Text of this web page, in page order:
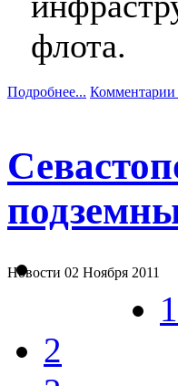
флота.
Подробнее... Комментарии
Новости 02 Ноября 2011
1
2